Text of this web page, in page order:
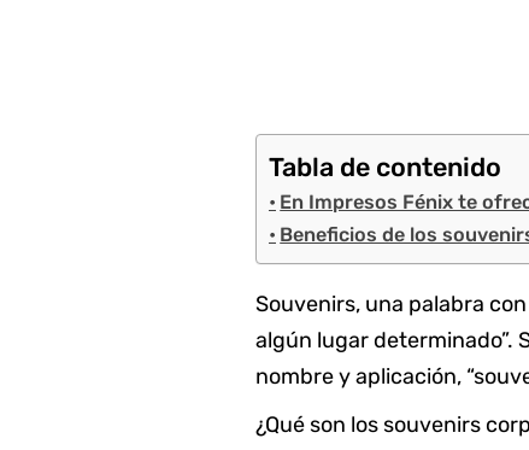
Tabla de contenido
En Impresos Fénix te
Beneficios de los
Souvenirs, una palabra
algún lugar determinado”.
nombre y aplicación,
¿Qué son los souvenirs